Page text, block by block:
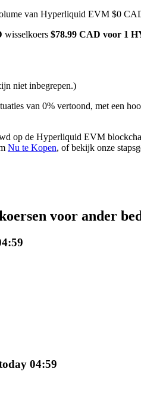
van Hyperliquid EVM $0
wisselkoers $78.99 CAD voor 1
niet inbegrepen.)
van 0% vertoond, met een
op de Hyperliquid EVM
Nu te Kopen, of bekijk onze
voor ander
04:59